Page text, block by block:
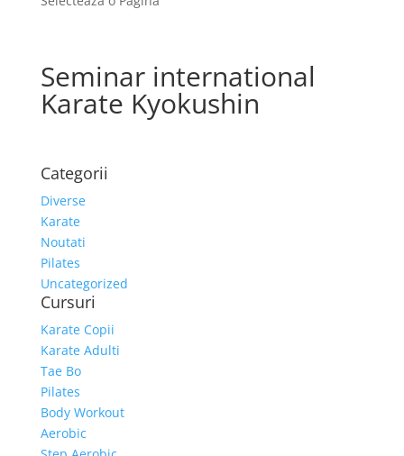
Seminar international
Karate Kyokushin
Categorii
Diverse
Karate
Noutati
Pilates
Uncategorized
Cursuri
Karate Copii
Karate Adulti
Tae Bo
Pilates
Body Workout
Aerobic